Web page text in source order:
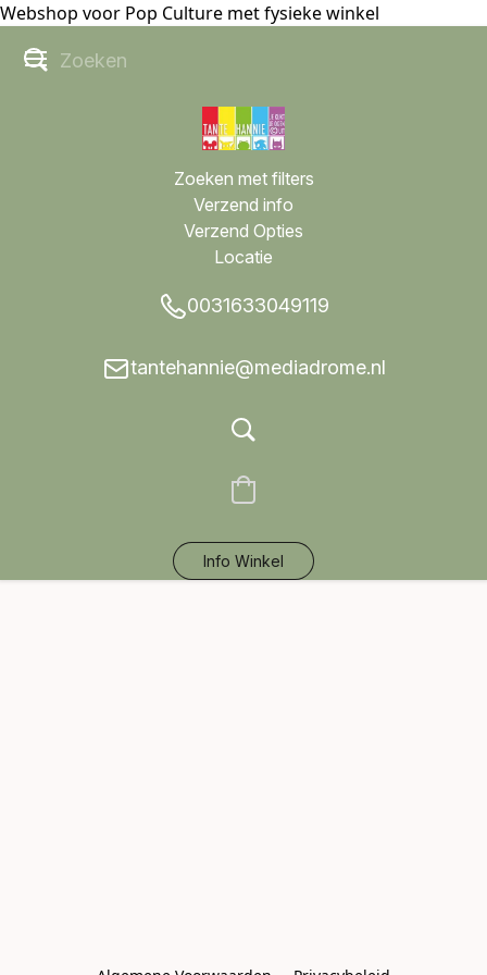
Webshop voor Pop Culture met fysieke winkel
Zoeken met filters
Verzend info
Verzend Opties
Locatie
0031633049119
tantehannie@mediadrome.nl
Info Winkel